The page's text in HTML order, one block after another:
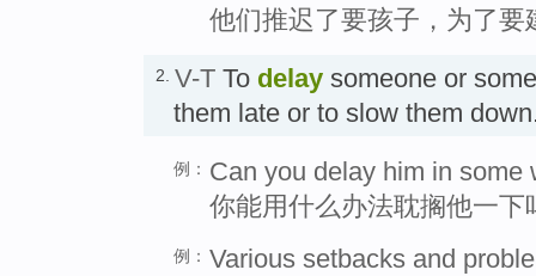
他们推迟了要孩子，为了
2. V-T To delay someone or
them late or to slow them
例： Can you delay him in some
你能用什么办法耽搁他一下
例： Various setbacks and